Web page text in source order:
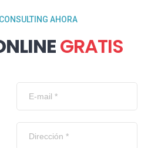
AHORA
GRATIS